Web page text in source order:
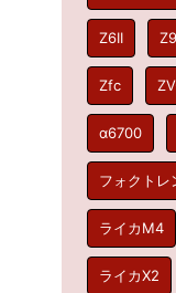
Z6II Z9
Zfc
α6700
フォクトレ
ライカM4
ライカX2